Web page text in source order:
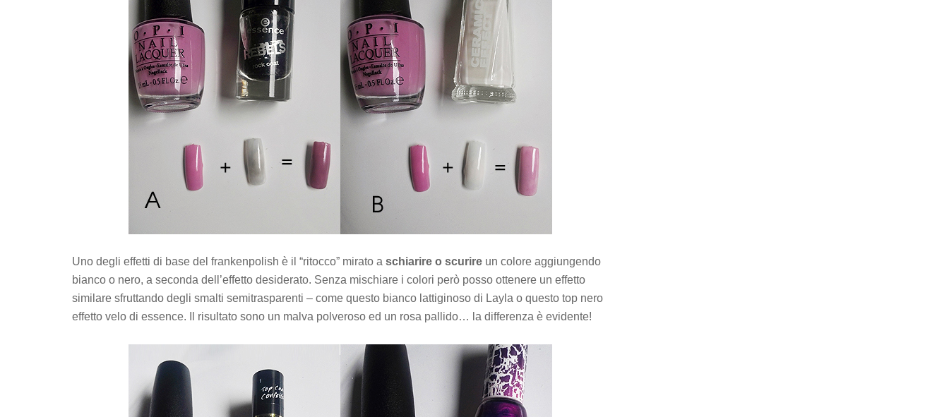
Uno degli effetti di base del frankenpolish è il “ritocco” mirato a schiarire o scurire un colore aggiungendo
bianco o nero, a seconda dell’effetto desiderato. Senza mischiare i colori però posso ottenere un effetto
similare sfruttando degli smalti semitrasparenti – come questo bianco lattiginoso di Layla o questo top nero
effetto velo di essence. Il risultato sono un malva polveroso ed un rosa pallido… la differenza è evidente!